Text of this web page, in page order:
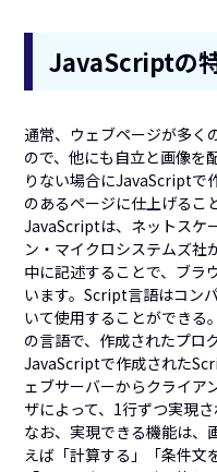
JavaScriptの
通常、ウェブページが多く
ので、他にも自立と画像を
りない場合にJavaScriptで
のあるページに仕上げるこ
JavaScriptは、ネットスケ
ン・マイクロシステムズ
中に記述することで、ブラ
います。Script言語はコン
いて使用することができる
の言語で、作成されたプロ
JavaScriptで作成された
ェブサーバーからクライア
ザによって、1行ずつ実現さ
なお、実現できる機能は、
えば「計算する」「条件文